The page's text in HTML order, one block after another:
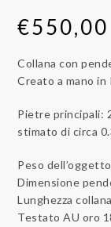
€550,00
Collana con
Creato a mano in
Pietre principali:
stimato di circa
Peso
Dimensione
Lunghezza
Testato AU oro